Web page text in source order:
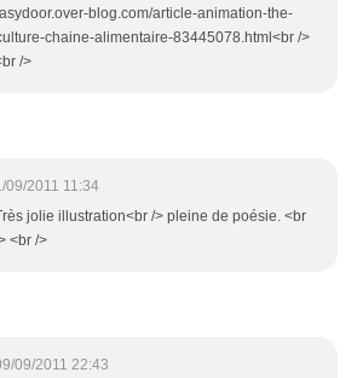
blog.com/article-animation-the-
chaine-alimentaire-83445078.html<br />
/>
09/2011 11:34
jolie illustration<br /> pleine de poésie. <br
<br />
09/2011 22:43